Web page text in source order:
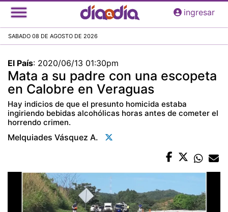
Pasar
al
principal
ingresar
SABADO 08 DE AGOSTO DE 2026
El País: 2020/06/13 01:30pm
Mata a su padre con una escopeta
en Calobre en Veraguas
Hay indicios de que el presunto homicida estaba
ingiriendo bebidas alcohólicas horas antes de cometer el
horrendo crimen.
Melquiades Vásquez A.